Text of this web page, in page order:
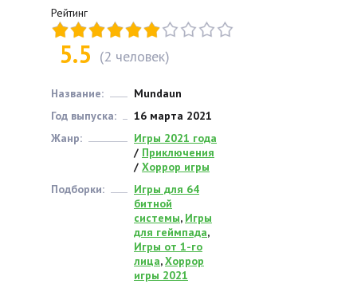
Рейтинг
5.5 (2 человек)
Название:
Mundaun
Год выпуска:
16 марта 2021
Жанр:
Игры 2021 года
/ Приключения
/ Хоррор игры
Подборки:
Игры для 64
битной
системы, Игры
для геймпада,
Игры от 1-го
лица,Хоррор
игры 2021